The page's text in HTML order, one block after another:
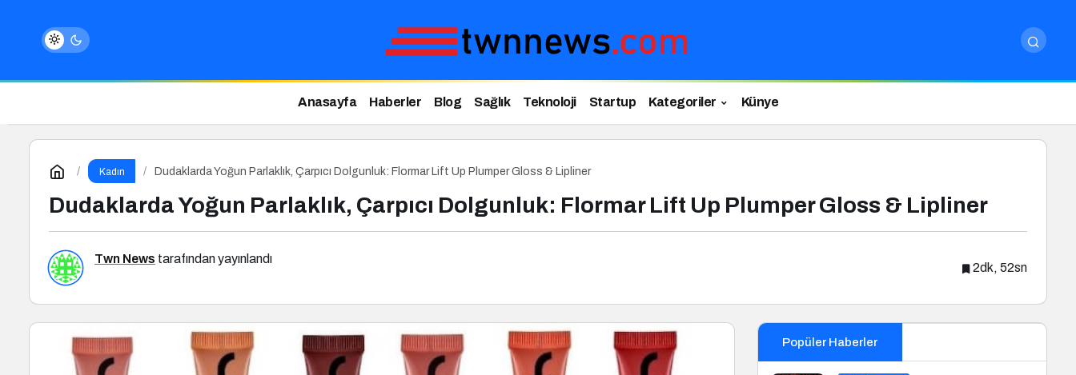
Anasayfa Haberler Blog Sağlık Teknoloji Startup Kategoriler Künye
Kadın Dudaklarda Yoğun Parlaklık, Çarpıcı Dolgunluk: Flormar Lift Up Plumper Gloss & Lipliner
Dudaklarda Yoğun Parlaklık, Çarpıcı Dolgunluk: Flormar Lift Up Plumper Gloss & Lipliner
Twn News tarafından yayınlandı
2dk, 52sn
Popüler Haberler